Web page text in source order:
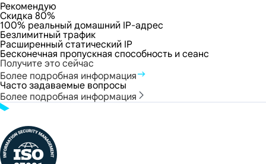
Рекомендую
Скидка 80%
100% реальный домашний IP-адрес
Безлимитный трафик
Расширенный статический IP
Бесконечная пропускная способность и сеанс
Получите это сейчас
Более подробная информация
Часто задаваемые вопросы
Более подробная информация